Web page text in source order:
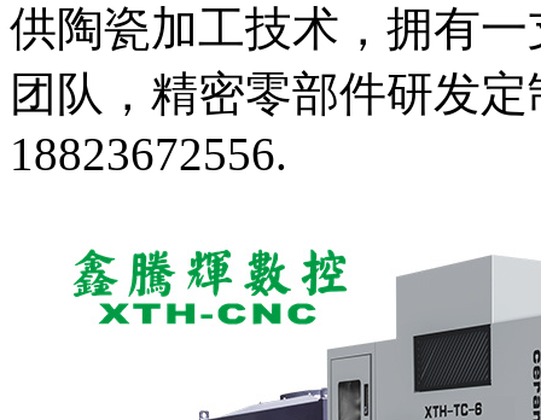
供陶瓷加工技术，拥有
团队，精密零部件研发
18823672556.